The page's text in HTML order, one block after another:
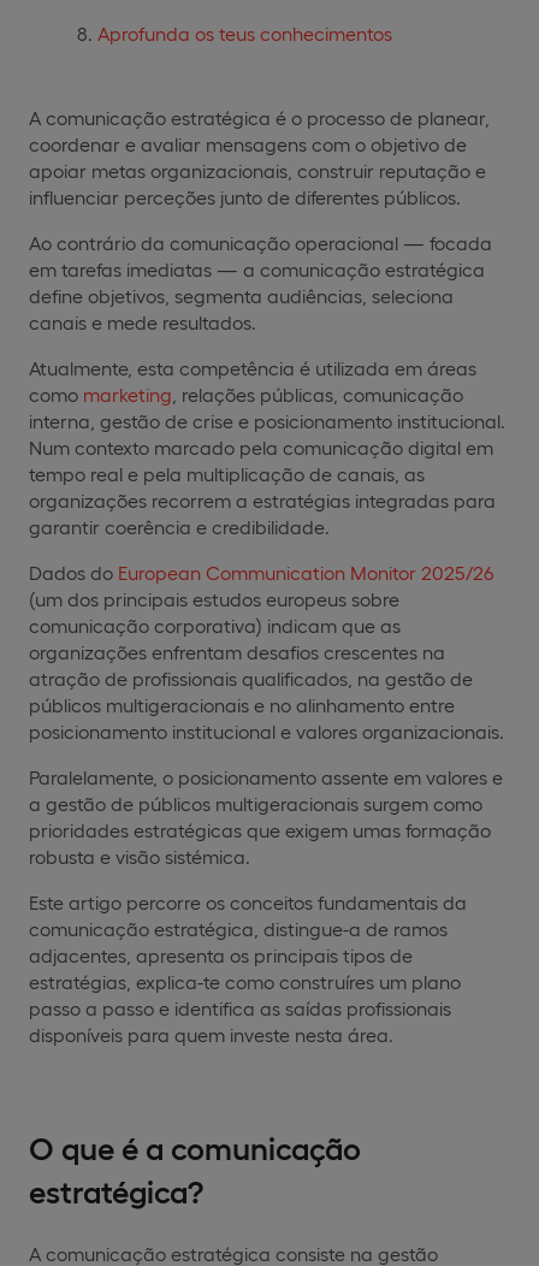
Aprofunda os teus conhecimentos
A comunicação estratégica é o processo de planear,
coordenar e avaliar mensagens com o objetivo de
apoiar metas organizacionais, construir reputação e
influenciar perceções junto de diferentes públicos.
Ao contrário da comunicação operacional — focada
em tarefas imediatas — a comunicação estratégica
define objetivos, segmenta audiências, seleciona
canais e mede resultados.
Atualmente, esta competência é utilizada em áreas
como marketing , relações públicas, comunicação
interna, gestão de crise e posicionamento institucional.
Num contexto marcado pela comunicação digital em
tempo real e pela multiplicação de canais, as
organizações recorrem a estratégias integradas para
garantir coerência e credibilidade.
Dados do European Communication Monitor 2025/26
(um dos principais estudos europeus sobre
comunicação corporativa) indicam que as
organizações enfrentam desafios crescentes na
atração de profissionais qualificados, na gestão de
públicos multigeracionais e no alinhamento entre
posicionamento institucional e valores organizacionais.
Paralelamente, o posicionamento assente em valores e
a gestão de públicos multigeracionais surgem como
prioridades estratégicas que exigem umas formação
robusta e visão sistémica.
Este artigo percorre os conceitos fundamentais da
comunicação estratégica, distingue-a de ramos
adjacentes, apresenta os principais tipos de
estratégias, explica-te como construíres um plano
passo a passo e identifica as saídas profissionais
disponíveis para quem investe nesta área.
O que é a comunicação
estratégica?
A comunicação estratégica consiste na gestão